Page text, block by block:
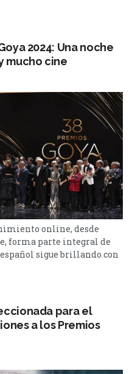
2024: Una noche
mucho cine
online, desde
forma parte integral de
sigue brillando con
resuenan y emocionan
38ª edición de los
que...para el
a los Premios